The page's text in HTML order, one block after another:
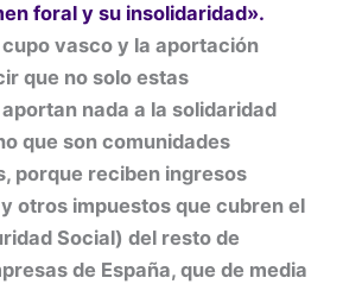
foral y su insolidaridad».
vasco y la aportación
que no solo estas
nada a la solidaridad
que son comunidades
porque reciben ingresos
otros impuestos que cubren el
Social) del resto de
de España, que de media